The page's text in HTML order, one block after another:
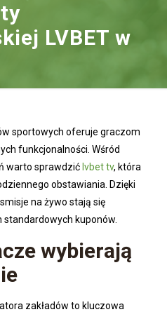
LVBET w
sportowych oferuje graczom
funkcjonalności. Wśród
warto sprawdzić lvbet tv, która
obstawiania. Dzięki
na żywo stają się
standardowych kuponów.
wybierają
zakładów to kluczowa